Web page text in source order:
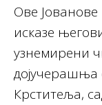
Ове
исказе
узнемирени
дојучерашња
Крститеља,